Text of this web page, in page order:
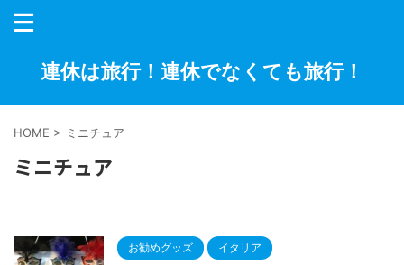
連休は旅行！連休でなくても旅行！
HOME > ミニチュア
ミニチュア
お勧めグッズ イタリア